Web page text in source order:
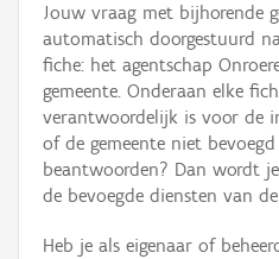
Waarneming
Thema
Gebeurtenis
Persoon of collectief
Jouw vraag met bijhorende
automatisch doorgestuurd
fiche: het agentschap
gemeente. Onderaan elke
verantwoordelijk is voor de
of de gemeente niet
beantwoorden? Dan wordt
de bevoegde diensten van
Heb je als eigenaar of